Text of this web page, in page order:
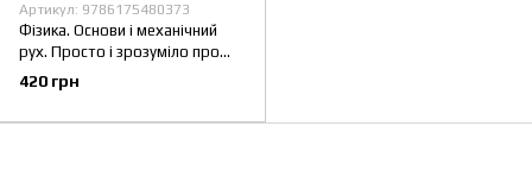
Артикул: 9786175480373
Фізика. Основи і механічний
рух. Просто і зрозуміло про
фундаментальну науку Павло
Віктор
420 грн